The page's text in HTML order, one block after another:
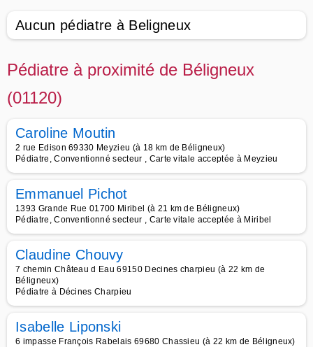
Aucun pédiatre à Beligneux
Pédiatre à proximité de Béligneux
(01120)
Caroline Moutin
2 rue Edison 69330 Meyzieu (à 18 km de Béligneux)
Pédiatre, Conventionné secteur , Carte vitale acceptée à Meyzieu
Emmanuel Pichot
1393 Grande Rue 01700 Miribel (à 21 km de Béligneux)
Pédiatre, Conventionné secteur , Carte vitale acceptée à Miribel
Claudine Chouvy
7 chemin Château d Eau 69150 Decines charpieu (à 22 km de
Béligneux)
Pédiatre à Décines Charpieu
Isabelle Liponski
6 impasse François Rabelais 69680 Chassieu (à 22 km de Béligneux)